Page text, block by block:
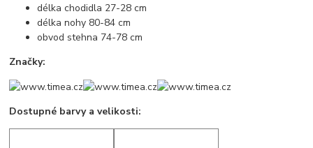
délka chodidla 27-28 cm
délka nohy 80-84 cm
obvod stehna 74-78 cm
Značky:
Dostupné barvy a velikosti: